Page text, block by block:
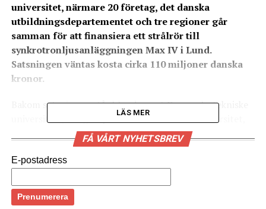
universitet, närmare 20 företag, det danska
utbildningsdepartementet och tre regioner går
samman för att finansiera ett strålrör till
synkrotronljusanläggningen Max IV i Lund.
Satsningen väntas kosta cirka 110 miljoner danska
kronor.
Bakom satsningen står bland annat Danmarks tekniske
universitet (DTU), Köpenhamns och Århus universitet,
samt Region Huvudstaden, Region Själland och Region
som lyckats övertyga det danska
utbildningsdepartementet samt tre regioner att satsa
LÄS MER
FÅ VÅRT NYHETSBREV
E-postadress